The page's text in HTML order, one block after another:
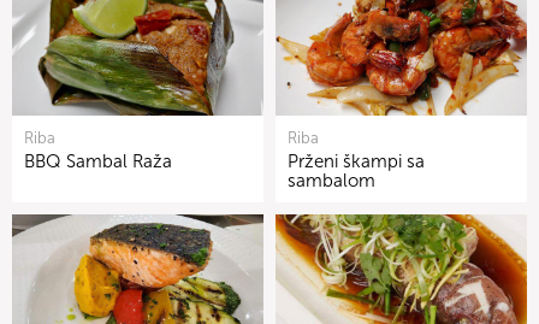
Riba
BBQ Sambal Raža
Riba
Prženi škampi sa
sambalom